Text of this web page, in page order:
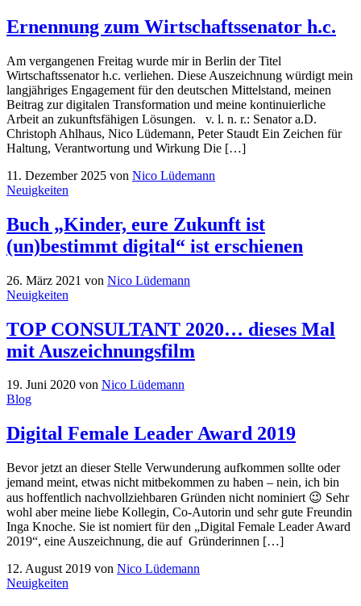
Ernennung zum Wirtschaftssenator h.c.
Am vergangenen Freitag wurde mir in Berlin der Titel
Wirtschaftssenator h.c. verliehen. Diese Auszeichnung würdigt mein
langjähriges Engagement für den deutschen Mittelstand, meinen
Beitrag zur digitalen Transformation und meine kontinuierliche
Arbeit an zukunftsfähigen Lösungen. v. l. n. r.: Senator a.D.
Christoph Ahlhaus, Nico Lüdemann, Peter Staudt Ein Zeichen für
Haltung, Verantwortung und Wirkung Die […]
11. Dezember 2025 von Nico Lüdemann
Neuigkeiten
Buch „Kinder, eure Zukunft ist
(un)bestimmt digital“ ist erschienen
26. März 2021 von Nico Lüdemann
Neuigkeiten
TOP CONSULTANT 2020… dieses Mal
mit Auszeichnungsfilm
19. Juni 2020 von Nico Lüdemann
Blog
Digital Female Leader Award 2019
Bevor jetzt an dieser Stelle Verwunderung aufkommen sollte oder
jemand meint, etwas nicht mitbekommen zu haben – nein, ich bin
aus hoffentlich nachvollziehbaren Gründen nicht nominiert 😉 Sehr
wohl aber meine liebe Kollegin, Co-Autorin und sehr gute Freundin
Inga Knoche. Sie ist nomiert für den „Digital Female Leader Award
2019“, eine Auszeichnung, die auf Gründerinnen […]
12. August 2019 von Nico Lüdemann
Neuigkeiten